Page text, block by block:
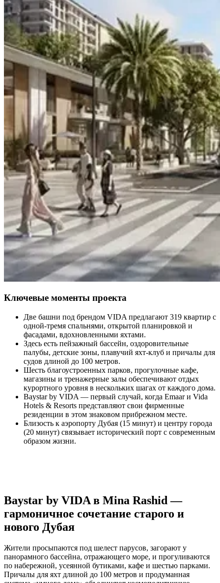
Ключевые моменты проекта
Две башни под брендом VIDA предлагают 319 квартир с
одной-тремя спальнями, открытой планировкой и
фасадами, вдохновленными яхтами.
Здесь есть пейзажный бассейн, оздоровительные
палубы, детские зоны, плавучий яхт-клуб и причалы для
судов длиной до 100 метров.
Шесть благоустроенных парков, прогулочные кафе,
магазины и тренажерные залы обеспечивают отдых
курортного уровня в нескольких шагах от каждого дома.
Baystar by VIDA — первый случай, когда Emaar и Vida
Hotels & Resorts представляют свои фирменные
резиденции в этом знаковом прибрежном месте.
Близость к аэропорту Дубая (15 минут) и центру города
(20 минут) связывает исторический порт с современным
образом жизни.
Baystar by VIDA в Mina Rashid —
гармоничное сочетание старого и
нового Дубая
Жители просыпаются под шелест парусов, загорают у
панорамного бассейна, отражающего море, и прогуливаются
по набережной, усеянной бутиками, кафе и шестью парками.
Причалы для яхт длиной до 100 метров и продуманная